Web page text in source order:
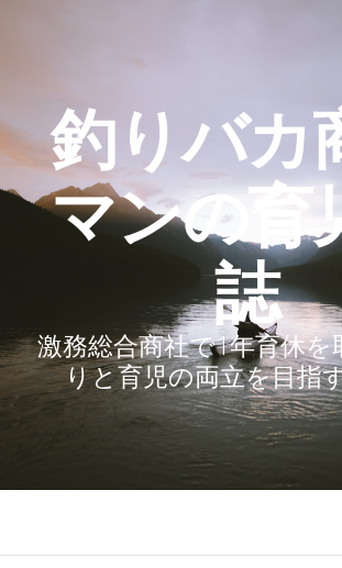
釣りバカ
マンの育
誌
激務総合商社で1年育休を
りと育児の両立を目指